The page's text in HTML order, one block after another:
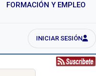
FORMACIÓN Y EMPLEO
INICIAR SESIÓN